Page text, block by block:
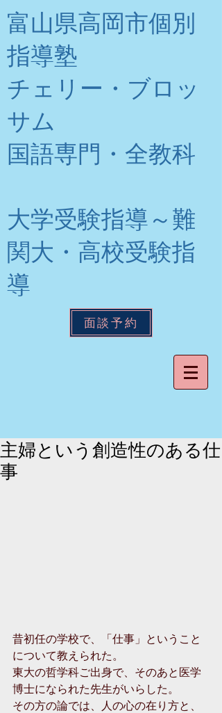
富山県高岡市個別
指導塾
チェリー・ブロッ
サム
​国語専門・全教科
大学受験指導～難
関大・高校受験指
導
面談予約
主婦という創造性のある仕
事
昔初任の学校で、「仕事」ということ
について教えられた。
東大の哲学科ご出身で、そのあと医学
博士になられた先生がいらした。
その方の論では、人の心の在り方と、